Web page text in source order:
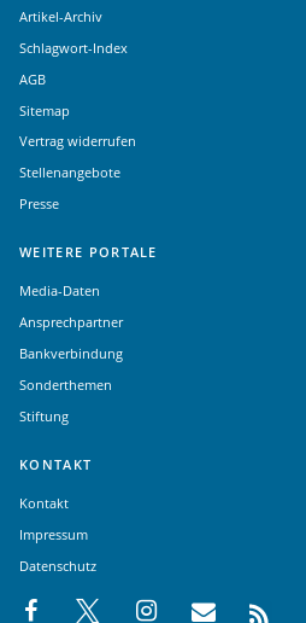
Artikel-Archiv
Schlagwort-Index
AGB
Sitemap
Vertrag widerrufen
Stellenangebote
Presse
WEITERE PORTALE
Media-Daten
Ansprechpartner
Bankverbindung
Sonderthemen
Stiftung
KONTAKT
Kontakt
Impressum
Datenschutz